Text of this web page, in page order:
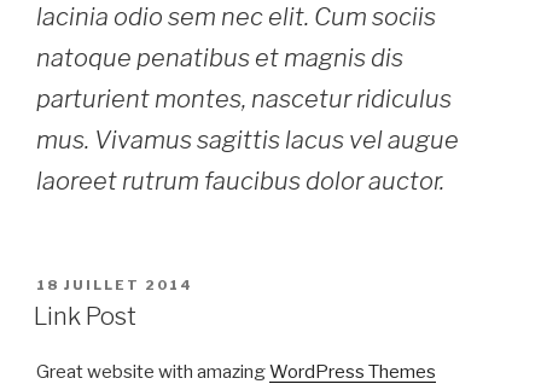
lacinia odio sem nec elit. Cum sociis
natoque penatibus et magnis dis
parturient montes, nascetur ridiculus
mus. Vivamus sagittis lacus vel augue
laoreet rutrum faucibus dolor auctor.
PUBLIÉ
LE
18 JUILLET 2014
Link Post
Great website with amazingWordPress Themes